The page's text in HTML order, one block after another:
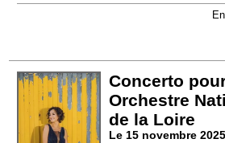
Concerto
Orchestre
de la Loire
Le 15 novembre 2025